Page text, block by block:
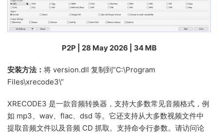
P2P | 28 May 2026 | 34 MB
安装方法： 将 version.dll 复制到“C:\Program
Files\xrecode3\”
XRECODE3 是一款音频转换器，支持大多数常见音频格式，例
如 mp3、wav、flac、dsd 等。它还支持从大多数视频文件中
提取音频文件以及音频 CD 抓取。支持命令行参数。请访问论